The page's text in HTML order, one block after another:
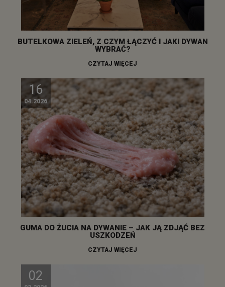
BUTELKOWA ZIELEŃ, Z CZYM ŁĄCZYĆ I JAKI DYWAN
WYBRAĆ?
CZYTAJ WIĘCEJ
16
04.2026
GUMA DO ŻUCIA NA DYWANIE – JAK JĄ ZDJĄĆ BEZ
USZKODZEŃ
CZYTAJ WIĘCEJ
02